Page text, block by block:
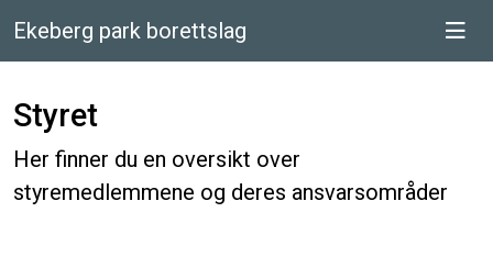
Ekeberg park borettslag
Styret
Her finner du en oversikt over
styremedlemmene og deres ansvarsområder